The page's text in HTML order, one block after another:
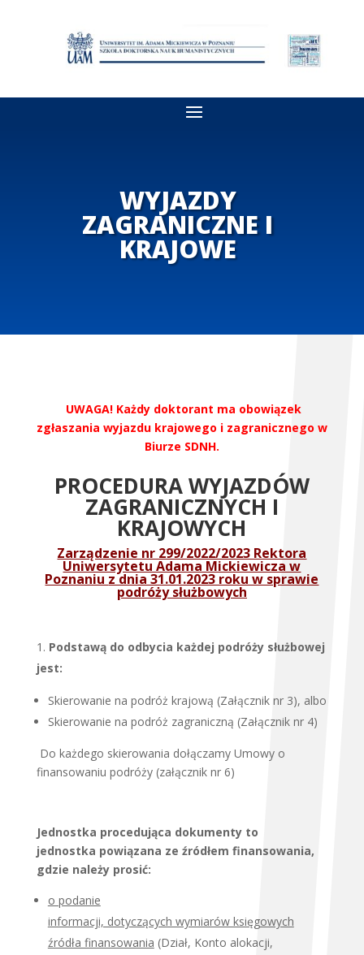
WYJAZDY
ZAGRANICZNE I
KRAJOWE
UWAGA! Każdy doktorant ma obowiązek
zgłaszania wyjazdu krajowego i zagranicznego w
Biurze SDNH.
PROCEDURA WYJAZDÓW
ZAGRANICZNYCH I
KRAJOWYCH
Zarządzenie nr 299/2022/2023 Rektora
Uniwersytetu Adama Mickiewicza w
Poznaniu z dnia 31.01.2023 roku w sprawie
podróży służbowych
Podstawą do odbycia każdej podróży służbowej
jest:
Skierowanie na podróż krajową (Załącznik nr 3), albo
Skierowanie na podróż zagraniczną (Załącznik nr 4)
Do każdego skierowania dołączamy Umowy o
finansowaniu podróży (załącznik nr 6)
Jednostka procedująca dokumenty to
jednostka powiązana ze źródłem finansowania,
gdzie należy prosić:
o podanie
informacji, dotyczących wymiarów księgowych
źródła finansowania (Dział, Konto alokacji,